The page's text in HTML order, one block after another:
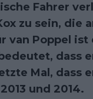
Fahrer
zu sein, die
van Poppel
dass
Mal, dass
und 2014.